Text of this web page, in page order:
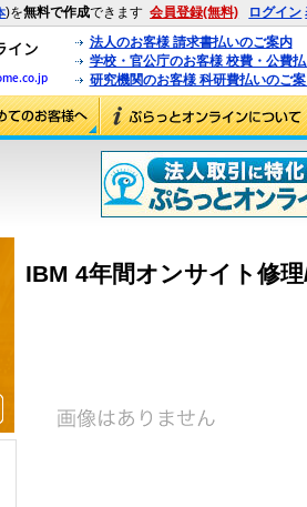
)を無料で作成できます 会員登録(無料) ログイン
法人のお客様 請求書払いのご案内
学校・官公庁のお客様 校費・公費
研究機関のお客様 科研費払いのご
IBM 4年間オンサイト修